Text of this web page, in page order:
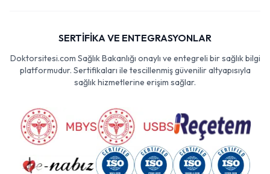
SERTİFİKA VE ENTEGRASYONLAR
Doktorsitesi.com Sağlık Bakanlığı onaylı ve entegreli bir sağlık bilgi
platformudur. Sertifikaları ile tescillenmiş güvenilir altyapısıyla
sağlık hizmetlerine erişim sağlar.